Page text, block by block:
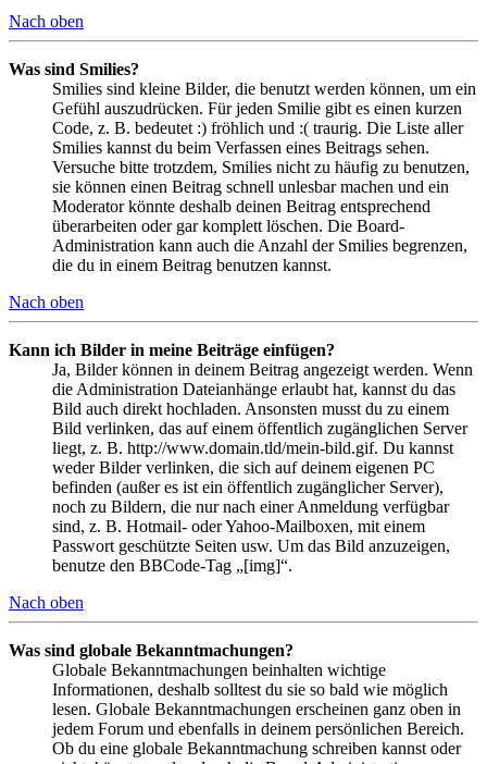
Nach oben
Was sind Smilies?
Smilies sind kleine Bilder, die benutzt werden können, um ein
Gefühl auszudrücken. Für jeden Smilie gibt es einen kurzen
Code, z. B. bedeutet :) fröhlich und :( traurig. Die Liste aller
Smilies kannst du beim Verfassen eines Beitrags sehen.
Versuche bitte trotzdem, Smilies nicht zu häufig zu benutzen,
sie können einen Beitrag schnell unlesbar machen und ein
Moderator könnte deshalb deinen Beitrag entsprechend
überarbeiten oder gar komplett löschen. Die Board-
Administration kann auch die Anzahl der Smilies begrenzen,
die du in einem Beitrag benutzen kannst.
Nach oben
Kann ich Bilder in meine Beiträge einfügen?
Ja, Bilder können in deinem Beitrag angezeigt werden. Wenn
die Administration Dateianhänge erlaubt hat, kannst du das
Bild auch direkt hochladen. Ansonsten musst du zu einem
Bild verlinken, das auf einem öffentlich zugänglichen Server
liegt, z. B. http://www.domain.tld/mein-bild.gif. Du kannst
weder Bilder verlinken, die sich auf deinem eigenen PC
befinden (außer es ist ein öffentlich zugänglicher Server),
noch zu Bildern, die nur nach einer Anmeldung verfügbar
sind, z. B. Hotmail- oder Yahoo-Mailboxen, mit einem
Passwort geschützte Seiten usw. Um das Bild anzuzeigen,
benutze den BBCode-Tag „[img]“.
Nach oben
Was sind globale Bekanntmachungen?
Globale Bekanntmachungen beinhalten wichtige
Informationen, deshalb solltest du sie so bald wie möglich
lesen. Globale Bekanntmachungen erscheinen ganz oben in
jedem Forum und ebenfalls in deinem persönlichen Bereich.
Ob du eine globale Bekanntmachung schreiben kannst oder